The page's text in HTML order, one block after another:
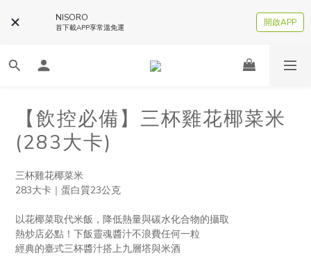
NISORO
首下載APP享常溫免運 開啟APP
【飲控必備】三杯雞花椰菜米
(283大卡)
三杯雞花椰菜米
283大卡｜蛋白質23公克
以花椰菜取代米飯，降低熱量與碳水化合物的攝取
熱炒店必點！下飯靈魂醬汁不浪費任何一粒
經典的臺式三杯醬汁搭上九層塔與米酒